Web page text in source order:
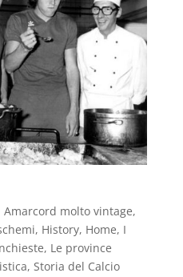
Amarcord molto vintage,
, History, Home, I
, Le province
, Storia del Calcio